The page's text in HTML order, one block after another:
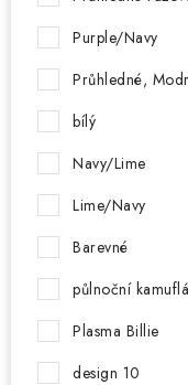
Purple/Navy
Průhledné,
bílý
Navy/Lime
Lime/Navy
Barevné
půlnoční
Plasma Billie
design 10